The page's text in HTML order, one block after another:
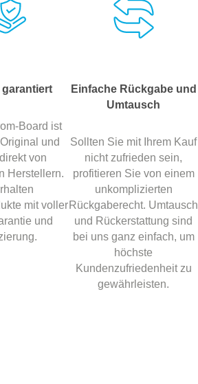
garantiert
Board ist
und
von
Herstellern.
mit voller
und
Einfache Rückgabe und
Umtausch
Sollten Sie mit Ihrem Kauf
nicht zufrieden sein,
profitieren Sie von einem
unkomplizierten
Rückgaberecht. Umtausch
und Rückerstattung sind
bei uns ganz einfach, um
höchste
Kundenzufriedenheit zu
gewährleisten.